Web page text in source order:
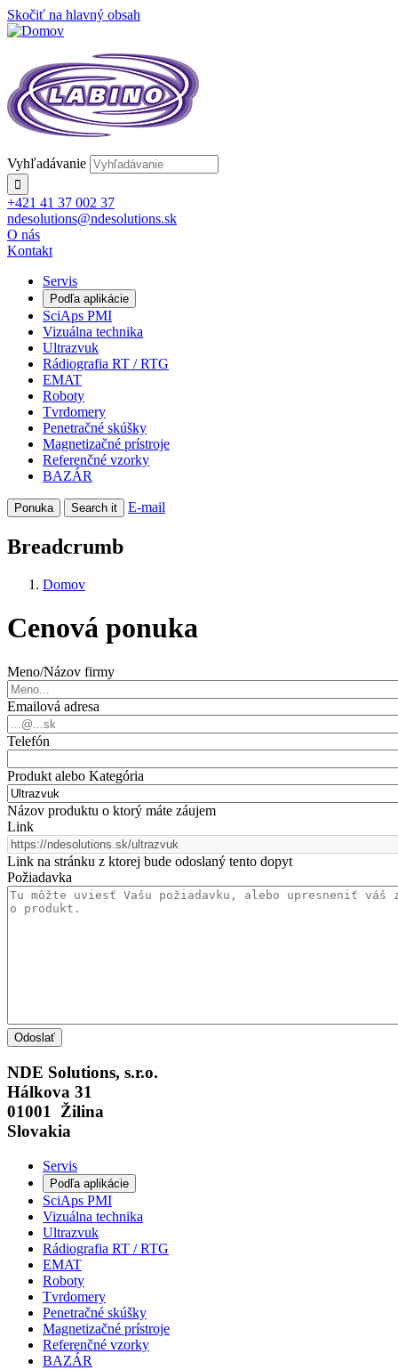
Skočiť na hlavný obsah
Vyhľadávanie
+421 41 37 002 37
ndesolutions@ndesolutions.sk
O nás
Kontakt
Servis
Podľa aplikácie
SciAps PMI
Vizuálna technika
Ultrazvuk
Rádiografia RT / RTG
EMAT
Roboty
Tvrdomery
Penetračné skúšky
Magnetizačné prístroje
Referenčné vzorky
BAZÁR
Ponuka Search it E-mail
Breadcrumb
Domov
Cenová ponuka
Meno/Názov firmy
Emailová adresa
Telefón
Produkt alebo Kategória
Názov produktu o ktorý máte záujem
Link
Link na stránku z ktorej bude odoslaný tento dopyt
Požiadavka
NDE Solutions, s.r.o.
Hálkova 31
01001 Žilina
Slovakia
Servis
Podľa aplikácie
SciAps PMI
Vizuálna technika
Ultrazvuk
Rádiografia RT / RTG
EMAT
Roboty
Tvrdomery
Penetračné skúšky
Magnetizačné prístroje
Referenčné vzorky
BAZÁR